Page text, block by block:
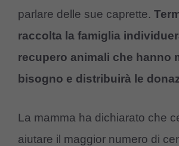
parlare delle sue caprette.
raccolta la famiglia
recupero animali che hanno
bisogno e distribuirà le
La mamma ha dichiarato che
aiutare il maggior numero di